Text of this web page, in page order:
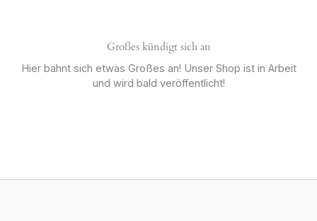
Großes kündigt sich an
Hier bahnt sich etwas Großes an! Unser Shop ist in Arbeit
und wird bald veröffentlicht!